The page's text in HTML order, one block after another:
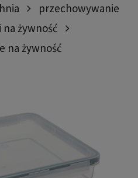
przechowywanie
żywność
na żywność